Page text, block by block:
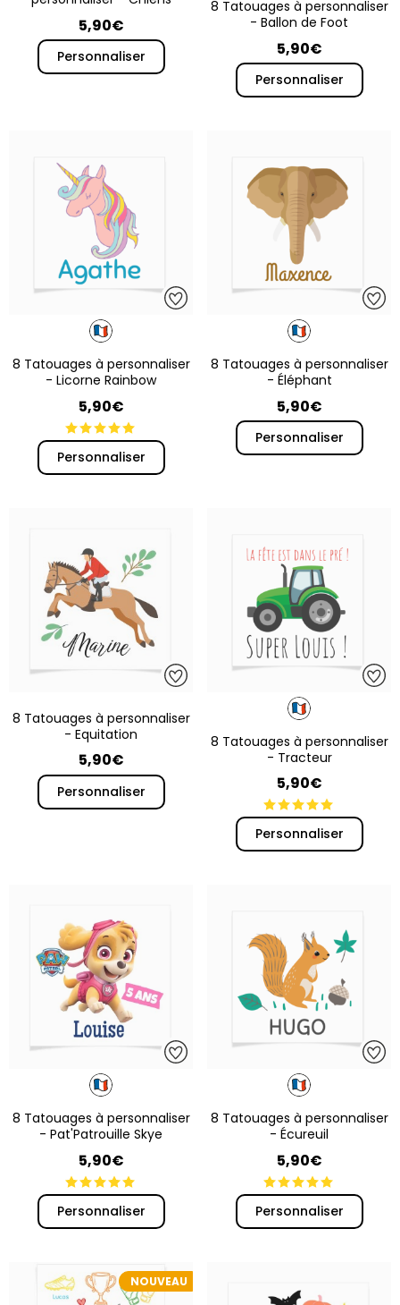
5,90€
Personnaliser
8 Tatouages à personnaliser
- Ballon de Foot
5,90€
Personnaliser
8 Tatouages à personnaliser
- Licorne Rainbow
5,90€
Personnaliser
8 Tatouages à personnaliser
- Éléphant
5,90€
Personnaliser
8 Tatouages à personnaliser
- Equitation
5,90€
Personnaliser
8 Tatouages à personnaliser
- Tracteur
5,90€
Personnaliser
8 Tatouages à personnaliser
- Pat'Patrouille Skye
5,90€
Personnaliser
8 Tatouages à personnaliser
- Écureuil
5,90€
Personnaliser
NOUVEAU